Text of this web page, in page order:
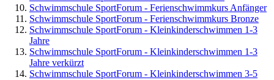
Schwimmschule SportForum - Ferienschwimmkurs Anfänger
Schwimmschule SportForum - Ferienschwimmkurs Bronze
Schwimmschule SportForum - Kleinkinderschwimmen 1-3
Jahre
Schwimmschule SportForum - Kleinkinderschwimmen 1-3
Jahre verkürzt
Schwimmschule SportForum - Kleinkinderschwimmen 3-5